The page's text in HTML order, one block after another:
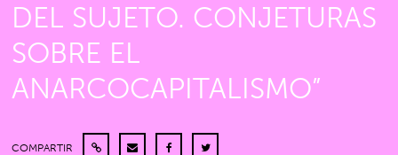
DEL SUJETO. CONJETURAS
SOBRE EL
ANARCOCAPITALISMO”
COMPARTIR